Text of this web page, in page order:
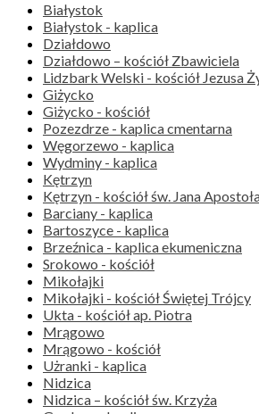
Białystok
Białystok - kaplica
Działdowo
Działdowo – kościół Zbawiciela
Lidzbark Welski - kościół Jezusa
Giżycko
Giżycko - kościół
Pozezdrze - kaplica cmentarna
Węgorzewo - kaplica
Wydminy - kaplica
Kętrzyn
Kętrzyn - kościół św. Jana
Barciany - kaplica
Bartoszyce - kaplica
Brzeźnica - kaplica ekumeniczna
Srokowo - kościół
Mikołajki
Mikołajki - kościół Świętej Trójcy
Ukta - kościół ap. Piotra
Mrągowo
Mrągowo - kościół
Użranki - kaplica
Nidzica
Nidzica – kościół św. Krzyża